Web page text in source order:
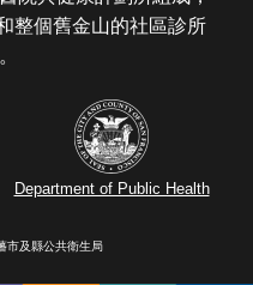
Department of Public Health
整個舊金山的社區診所
市及縣公共衛生局